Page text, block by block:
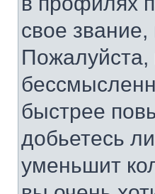
свое
Пожалуйста,
быстрее
добьетесь
уменьшит